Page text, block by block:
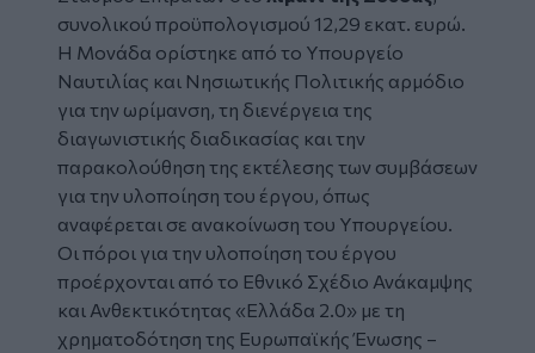
συνολικού προϋπολογισμού 12,29 εκατ. ευρώ.
Η Μονάδα ορίστηκε από το Υπουργείο
Ναυτιλίας και Νησιωτικής Πολιτικής αρμόδιο
για την ωρίμανση, τη διενέργεια της
διαγωνιστικής διαδικασίας και την
παρακολούθηση της εκτέλεσης των συμβάσεων
για την υλοποίηση του έργου, όπως
αναφέρεται σε ανακοίνωση του Υπουργείου.
Οι πόροι για την υλοποίηση του έργου
προέρχονται από το Εθνικό Σχέδιο Ανάκαμψης
και Ανθεκτικότητας «Ελλάδα 2.0» με τη
χρηματοδότηση της Ευρωπαϊκής Ένωσης –